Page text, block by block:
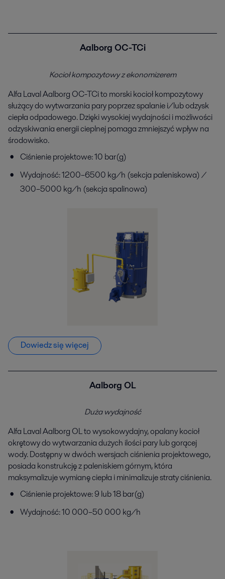
Aalborg OC-TCi
Kocioł kompozytowy z ekonomizerem
Alfa Laval Aalborg OC-TCi to morski kocioł kompozytowy
służący do wytwarzania pary poprzez spalanie i/lub odzysk
ciepła odpadowego. Dzięki wysokiej wydajności i możliwości
odzyskiwania energii cieplnej pomaga zmniejszyć wpływ na
środowisko.​
Ciśnienie projektowe: 10 bar(g)
Wydajność: 1200–6500 kg/h (sekcja paleniskowa) /
300–5000 kg/h (sekcja spalinowa)
Dowiedz się więcej
Aalborg OL
Duża wydajność
Alfa Laval Aalborg OL to wysokowydajny, opalany kocioł
okrętowy do wytwarzania dużych ilości pary lub gorącej
wody. Dostępny w dwóch wersjach ciśnienia projektowego,
posiada konstrukcję z paleniskiem górnym, która
maksymalizuje wymianę ciepła i minimalizuje straty ciśnienia.
Ciśnienie projektowe: 9 lub 18 bar(g)
Wydajność: 10 000–50 000 kg/h